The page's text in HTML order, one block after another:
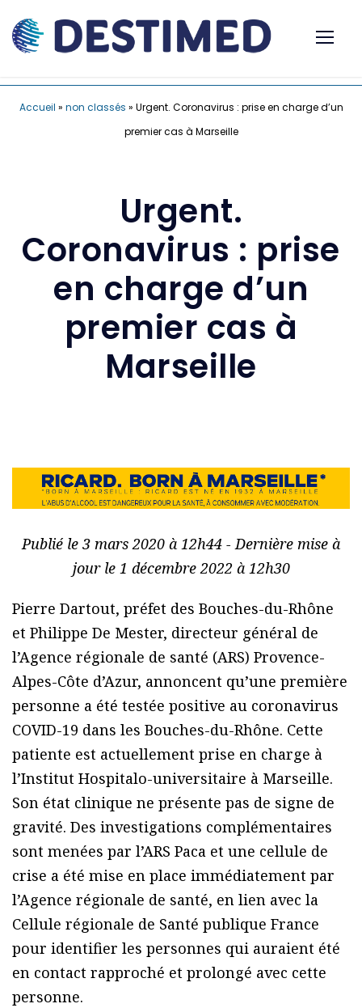
Accueil » non classés » Urgent. Coronavirus : prise en charge d’un
premier cas à Marseille
Urgent.
Coronavirus : prise
en charge d’un
premier cas à
Marseille
Publié le 3 mars 2020 à 12h44 - Dernière mise à
jour le 1 décembre 2022 à 12h30
Pierre Dartout, préfet des Bouches-du-Rhône
et Philippe De Mester, directeur général de
l’Agence régionale de santé (ARS) Provence-
Alpes-Côte d’Azur, annoncent qu’une première
personne a été testée positive au coronavirus
COVID-19 dans les Bouches-du-Rhône. Cette
patiente est actuellement prise en charge à
l’Institut Hospitalo-universitaire à Marseille.
Son état clinique ne présente pas de signe de
gravité. Des investigations complémentaires
sont menées par l’ARS Paca et une cellule de
crise a été mise en place immédiatement par
l’Agence régionale de santé, en lien avec la
Cellule régionale de Santé publique France
pour identifier les personnes qui auraient été
en contact rapproché et prolongé avec cette
personne.